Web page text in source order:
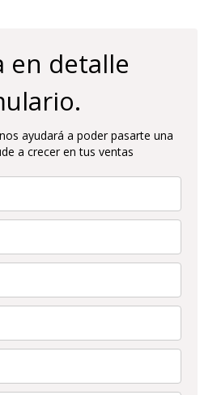
en detalle
ayudará a poder pasarte una
a crecer en tus ventas